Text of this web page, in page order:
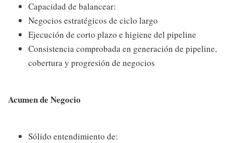
Capacidad de balancear:
Negocios estratégicos de ciclo largo
Ejecución de corto plazo e higiene del pipeline
Consistencia comprobada en generación de pipeline,
cobertura y progresión de negocios
Acumen de Negocio
Sólido entendimiento de: